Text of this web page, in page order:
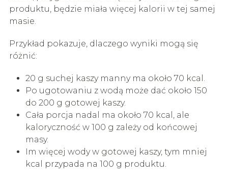
produktu, będzie miała więcej kalorii w tej samej
masie.
Przykład pokazuje, dlaczego wyniki mogą się
różnić:
20 g suchej kaszy manny ma około 70 kcal.
Po ugotowaniu z wodą może dać około 150
do 200 g gotowej kaszy.
Cała porcja nadal ma około 70 kcal, ale
kaloryczność w 100 g zależy od końcowej
masy.
Im więcej wody w gotowej kaszy, tym mniej
kcal przypada na 100 g produktu.